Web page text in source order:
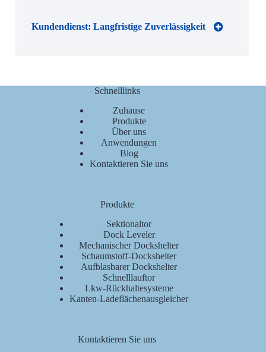
Kundendienst: Langfristige Zuverlässigkeit
Schnelllinks
Zuhause
Produkte
Über uns
Anwendungen
Blog
Kontaktieren Sie uns
Produkte
Sektionaltor
Dock Leveler
Mechanischer Dockshelter
Schaumstoff-Dockshelter
Aufblasbarer Dockshelter
Schnelllauftor
Lkw-Rückhaltesysteme
Kanten-Ladeflächenausgleicher
Kontaktieren Sie uns